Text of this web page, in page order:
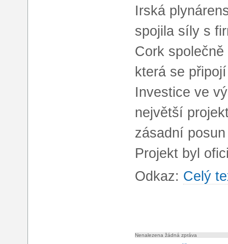
Irská
spojila síly s
Cork
která se
Investice ve
největší
zásadní
Projekt byl
Odkaz: Celý
Nenalezena žádná zpráva